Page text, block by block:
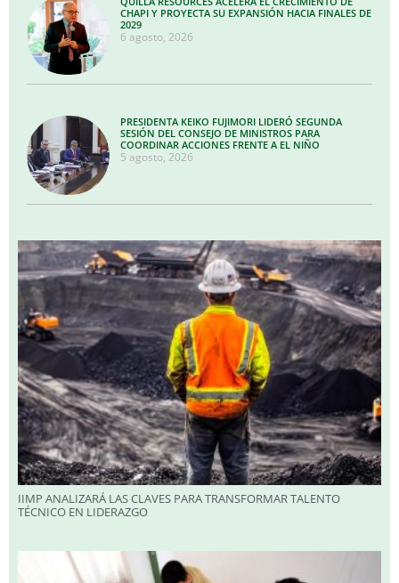
CHAPI Y PROYECTA SU EXPANSIÓN HACIA FINALES DE
2029
6 agosto, 2026
PRESIDENTA KEIKO FUJIMORI LIDERÓ SEGUNDA
SESIÓN DEL CONSEJO DE MINISTROS PARA
COORDINAR ACCIONES FRENTE A EL NIÑO
5 agosto, 2026
IIMP ANALIZARÁ LAS CLAVES PARA TRANSFORMAR TALENTO
TÉCNICO EN LIDERAZGO